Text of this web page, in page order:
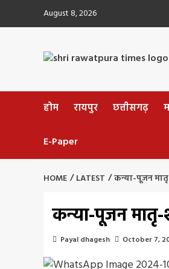
August 8, 2026
होम रायपुर छत्तीसगढ़
E-Paper
HOME LATEST कन्या-पूजन
कन्या-पूजन मातृ-
Payal dhagesh October 7,